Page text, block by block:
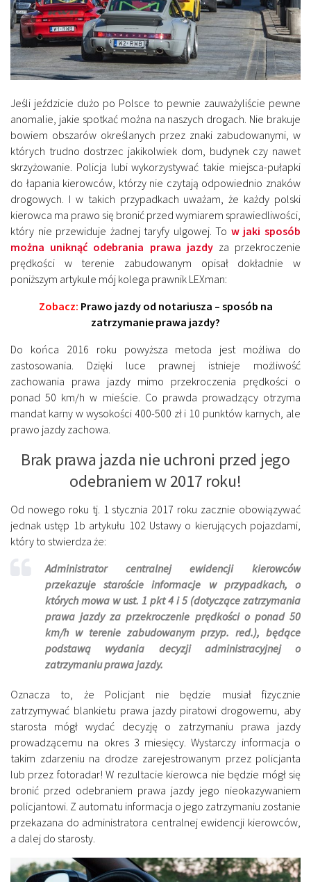
Jeśli jeździcie dużo po Polsce to pewnie zauważyliście pewne
anomalie, jakie spotkać można na naszych drogach. Nie brakuje
bowiem obszarów określanych przez znaki zabudowanymi, w
których trudno dostrzec jakikolwiek dom, budynek czy nawet
skrzyżowanie. Policja lubi wykorzystywać takie miejsca-pułapki
do łapania kierowców, którzy nie czytają odpowiednio znaków
drogowych. I w takich przypadkach uważam, że każdy polski
kierowca ma prawo się bronić przed wymiarem sprawiedliwości,
który nie przewiduje żadnej taryfy ulgowej. To w jaki sposób
można uniknąć odebrania prawa jazdyza przekroczenie
prędkości w terenie zabudowanym opisał dokładnie w
poniższym artykule mój kolega prawnik LEXman:
Zobacz: Prawo jazdy od notariusza – sposób na
zatrzymanie prawa jazdy?
Do końca 2016 roku powyższa metoda jest możliwa do
zastosowania. Dzięki luce prawnej istnieje możliwość
zachowania prawa jazdy mimo przekroczenia prędkości o
ponad 50 km/h w mieście. Co prawda prowadzący otrzyma
mandat karny w wysokości 400-500 zł i 10 punktów karnych, ale
prawo jazdy zachowa.
Brak prawa jazda nie uchroni przed jego
odebraniem w 2017 roku!
Od nowego roku tj. 1 stycznia 2017 roku zacznie obowiązywać
jednak ustęp 1b artykułu 102 Ustawy o kierujących pojazdami,
który to stwierdza że:
Administrator centralnej ewidencji kierowców
przekazuje staroście informacje w przypadkach, o
których mowa w ust. 1 pkt 4 i 5 (dotyczące zatrzymania
prawa jazdy za przekroczenie prędkości o ponad 50
km/h w terenie zabudowanym przyp. red.), będące
podstawą wydania decyzji administracyjnej o
zatrzymaniu prawa jazdy.
Oznacza to, że Policjant nie będzie musiał fizycznie
zatrzymywać blankietu prawa jazdy piratowi drogowemu, aby
starosta mógł wydać decyzję o zatrzymaniu prawa jazdy
prowadzącemu na okres 3 miesięcy. Wystarczy informacja o
takim zdarzeniu na drodze zarejestrowanym przez policjanta
lub przez fotoradar! W rezultacie kierowca nie będzie mógł się
bronić przed odebraniem prawa jazdy jego nieokazywaniem
policjantowi. Z automatu informacja o jego zatrzymaniu zostanie
przekazana do administratora centralnej ewidencji kierowców,
a dalej do starosty.